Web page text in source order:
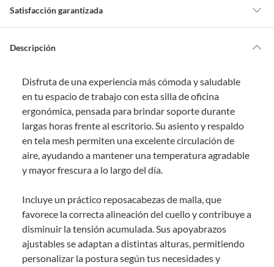
Satisfacción garantizada
de la compra.
comprado por internet y que hay ciertas categorías que no tienen este
derecho:
Productos que, por su naturaleza, no puedan ser devueltos,
puedan deteriorarse o caducar con rapidez.
Confeccionados a la medida.
De uso personal.
En sodimac.cl te damos 30 días desde que recibes el producto
entregamos.
Productos digitales que se entregan a través de una descarga
electrónica, por ejemplo, cupones de experiencia o programas
para el computador.
Productos a pedido o confeccionados a medida.
Descripción
Disfruta de una experiencia más cómoda y saludable
en tu espacio de trabajo con esta silla de oficina
ergonómica, pensada para brindar soporte durante
largas horas frente al escritorio. Su asiento y respaldo
en tela mesh permiten una excelente circulación de
aire, ayudando a mantener una temperatura agradable
y mayor frescura a lo largo del día.
Incluye un práctico reposacabezas de malla, que
favorece la correcta alineación del cuello y contribuye a
disminuir la tensión acumulada. Sus apoyabrazos
ajustables se adaptan a distintas alturas, permitiendo
personalizar la postura según tus necesidades y